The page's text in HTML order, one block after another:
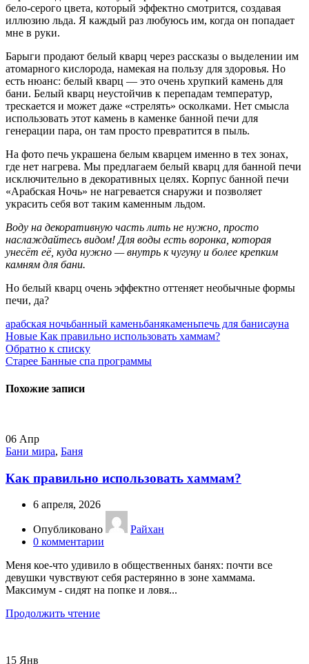
бело-серого цвета, который эффектно смотрится, создавая
иллюзию льда. Я каждый раз любуюсь им, когда он попадает
мне в руки.
Барыги продают белый кварц через рассказы о выделении им
атомарного кислорода, намекая на пользу для здоровья. Но
есть нюанс: белый кварц — это очень хрупкий камень для
бани. Белый кварц неустойчив к перепадам температур,
трескается и может даже «стрелять» осколками. Нет смысла
использовать этот камень в каменке банной печи для
генерации пара, он там просто превратится в пыль.
На фото печь украшена белым кварцем именно в тех зонах,
где нет нагрева. Мы предлагаем белый кварц для банной печи
исключительно в декоративных целях. Корпус банной печи
«Арабская Ночь» не нагревается снаружи и позволяет
украсить себя вот таким каменным льдом.
Воду на декоративную часть лить не нужно, просто
наслаждайтесь видом! Для воды есть воронка, которая
унесёт её, куда нужно — внутрь к чугуну и более крепким
камням для бани.
Но белый кварц очень эффектно оттеняет необычные формы
печи, да?
арабская ночьбанный каменьбанякаменьпечь для банисауна
Новые Как правильно использовать хаммам?
Обратно к списку
Старее Банные спа программы
Похожие записи
06 Апр
Бани мира, Баня
Как правильно использовать хаммам?
6 апреля, 2026
Опубликовано
Райхан
0 комментарии
Меня кое-что удивило в общественных банях: почти все
девушки чувствуют себя растерянно в зоне хаммама.
Максимум - сидят на попке и ловя...
Продолжить чтение
15 Янв